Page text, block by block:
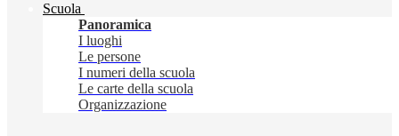
Scuola
Panoramica
I luoghi
Le persone
I numeri della scuola
Le carte della scuola
Organizzazione